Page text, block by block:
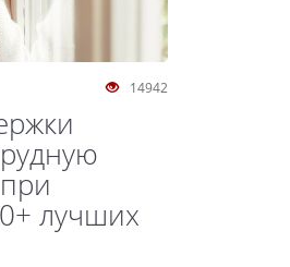
14942
лучших